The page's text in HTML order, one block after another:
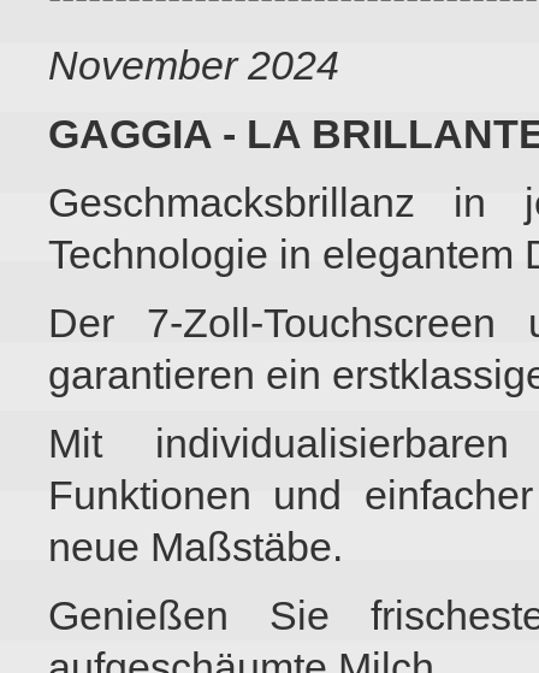
November 2024
GAGGIA - LA
Geschmacksbrillanz in
Technologie in elegantem
Der 7-Zoll-Touchscreen
garantieren ein
Mit
Funktionen und
neue Maßstäbe.
Genießen Sie